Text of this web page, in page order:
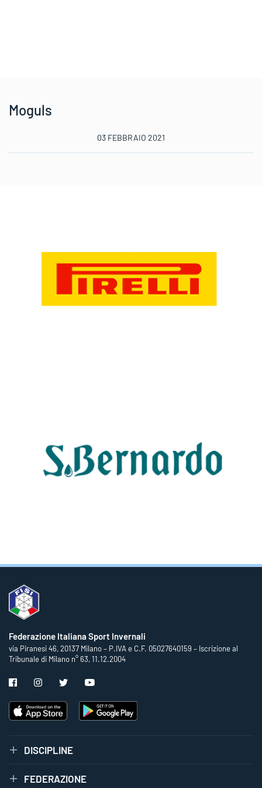
Moguls
03 FEBBRAIO 2021
Federazione Italiana Sport Invernali
via Piranesi 46, 20137 Milano – P.IVA e C.F. 05027640159 – Iscrizione al
Tribunale di Milano n° 63, 11.12.2004
DISCIPLINE
FEDERAZIONE